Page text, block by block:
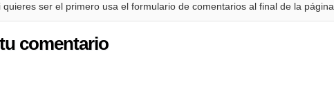
ser el primero usa el formulario de comentarios al final de la página.
comentario